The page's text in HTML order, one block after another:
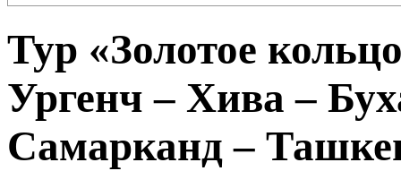
Тур «Золотое
Ургенч – Хива –
Самарканд –